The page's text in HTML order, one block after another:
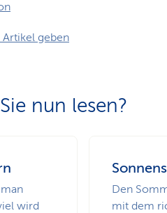
Artikel geben
nun lesen?
wird
Den
mit dem